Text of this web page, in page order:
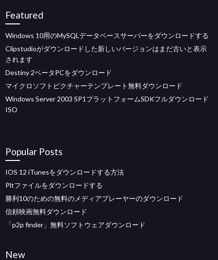
Featured
Windows 10用のMySQLデータベースサーバーをダウンロードする
Clipstudioがダウンロードした新しいバージョンはまだ古いと表示
されます
Destiny 2ベータPCをダウンロード
マイクロソフトピクチャーテンプレート無料ダウンロード
Windows Server 2003 SP1プラットフォームSDKフルダウンロード
ISO
Popular Posts
IOS 12 iTunesをダウンロードする方法
Pltファイルをダウンロードする
勝利10のための無料のメディアプレーヤーのダウンロード
信頼映画無料ダウンロード
「p2p finder」無料ソフトウェアダウンロード
New